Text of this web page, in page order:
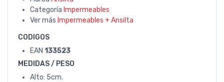
Categoría Impermeables
Ver más Impermeables + Ansilta
CODIGOS
EAN 133523
MEDIDAS / PESO
Alto: 5cm.